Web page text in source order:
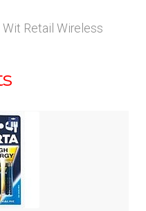
Retail Wireless